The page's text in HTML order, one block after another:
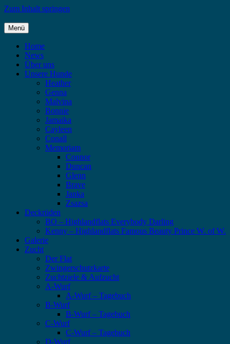
Zum Inhalt springen
Highlandflats – Flat Coated Retriever
Menü
Home
News
Über uns
Unsere Hunde
Heather
Genna
Malvina
Bonnie
Jamaika
Cayleen
Conall
Memoriam
Connor
Duncan
Glenn
Brave
Janka
Zsazsa
Deckrüden
BO – Highlandflats Everybody Darling
Kenny – Highlandflats Famous Beauty Prince W. of W.
Galerie
Zucht
Der Flat
Zwingerschutzkarte
Zuchtziele & Aufzucht
A-Wurf
A-Wurf – Tagebuch
B-Wurf
B-Wurf – Tagebuch
C-Wurf
C-Wurf – Tagebuch
D-Wurf